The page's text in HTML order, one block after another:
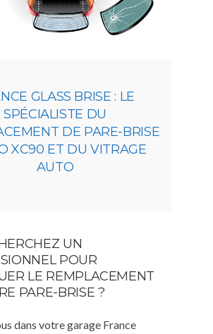
GLASS BRISE : LE
SPÉCIALISTE DU
DE PARE-BRISE
XC90 ET DU VITRAGE
AUTO
UN
POUR
LE REMPLACEMENT
PARE-BRISE ?
dans votre garage France